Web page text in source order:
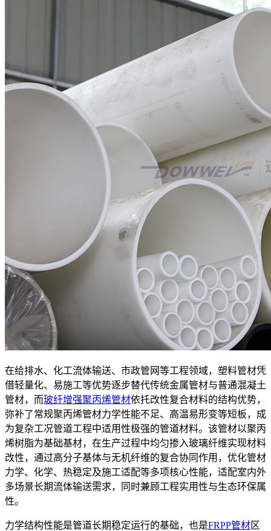
在给排水、化工流体输送、市政管网等工程领域，塑料管材凭
借轻量化、易施工等优势逐步替代传统金属管材与普通混凝土
管材，而玻纤增强聚丙烯管材依托改性复合材料的结构优势，
弥补了常规聚丙烯管材力学性能不足、高温易形变等短板，成
为复杂工况管道工程中适用性极强的管道材料。该管材以聚丙
烯树脂为基础基材，在生产过程中均匀掺入玻璃纤维实现材料
改性，通过高分子基体与无机纤维的复合协同作用，优化管材
力学、化学、热稳定及施工适配等多项核心性能，适配室内外
多场景长期流体输送需求，同时兼顾工程实用性与生态环保属
性。
力学结构性能是管道长期稳定运行的基础，也是FRPP管材区